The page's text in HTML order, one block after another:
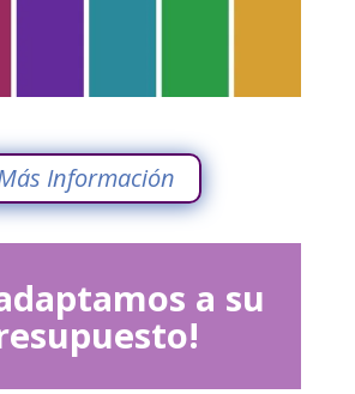
Información
a su